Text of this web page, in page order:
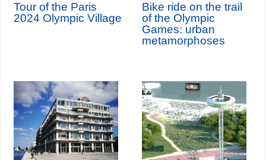
Tour of the Paris
2024 Olympic Village
Bike ride on the trail
of the Olympic
Games: urban
metamorphoses